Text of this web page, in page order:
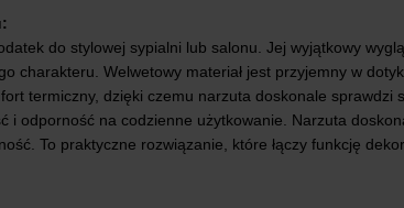
do stylowej sypialni lub salonu. Jej wyjątkowy
charakteru. Welwetowy materiał jest przyjemny w
termiczny, dzięki czemu narzuta doskonale sprawdzi
i odporność na codzienne użytkowanie. Narzuta
To praktyczne rozwiązanie, które łączy funkcję